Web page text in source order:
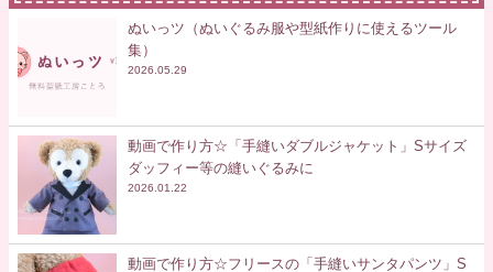
ぬいっツ（ぬいぐるみ服や型紙作りに使えるツール
集）
2026.05.29
動画で作り方☆「手縫いダブルジャケット」Sサイズ
ダッフィー等の縫いぐるみに
2026.01.22
動画で作り方☆フリースの「手縫いサンタパンツ」S